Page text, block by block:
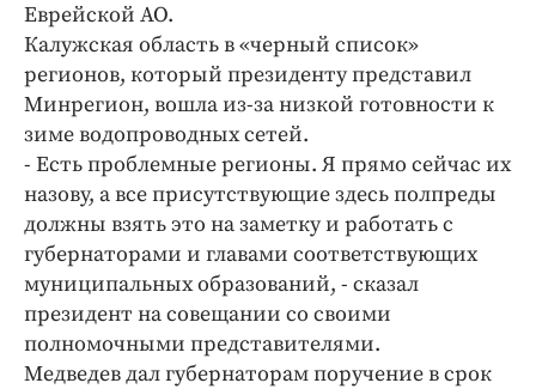
Праздники
Происшествия
Спорт
Экономика и бизнес
ПРОЕКТЫ
Блоги
Издания
Медиаперсона
Интересное чтиво
Клиника года
Еврейской АО.
Калужская область в «черный список»
регионов, который президенту представил
Минрегион, вошла из-за низкой готовности к
зиме водопроводных сетей.
- Есть проблемные регионы. Я прямо сейчас их
назову, а все присутствующие здесь полпреды
должны взять это на заметку и работать с
губернаторами и главами соответствующих
муниципальных образований, - сказал
президент на совещании со своими
полномочными представителями.
Медведев дал губернаторам поручение в срок